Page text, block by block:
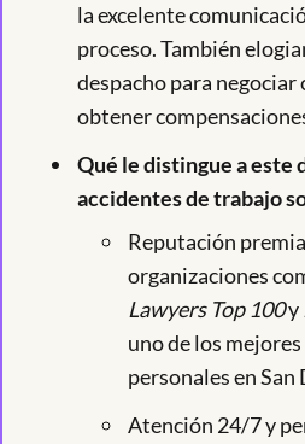
la excelente
proceso. También
despacho para negociar
obtener
Qué le distingue a este
accidentes de trabajo
Reputación
organizaciones
Lawyers Top 100y
uno de los
personales en San
Atención 24/7 y